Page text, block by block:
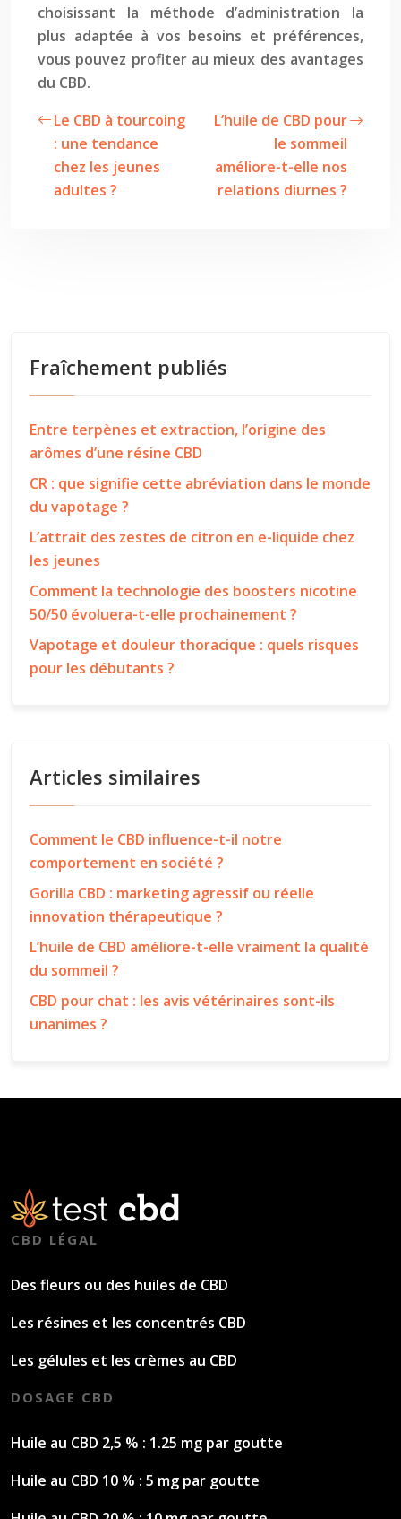
choisissant la méthode d’administration la
plus adaptée à vos besoins et préférences,
vous pouvez profiter au mieux des avantages
du CBD.
Le CBD à tourcoing
: une tendance
chez les jeunes
adultes ?
L’huile de CBD pour
le sommeil
améliore-t-elle nos
relations diurnes ?
Fraîchement publiés
Entre terpènes et extraction, l’origine des
arômes d’une résine CBD
CR : que signifie cette abréviation dans le monde
du vapotage ?
L’attrait des zestes de citron en e-liquide chez
les jeunes
Comment la technologie des boosters nicotine
50/50 évoluera-t-elle prochainement ?
Vapotage et douleur thoracique : quels risques
pour les débutants ?
Articles similaires
Comment le CBD influence-t-il notre
comportement en société ?
Gorilla CBD : marketing agressif ou réelle
innovation thérapeutique ?
L’huile de CBD améliore-t-elle vraiment la qualité
du sommeil ?
CBD pour chat : les avis vétérinaires sont-ils
unanimes ?
CBD LÉGAL
Des fleurs ou des huiles de CBD
Les résines et les concentrés CBD
Les gélules et les crèmes au CBD
DOSAGE CBD
Huile au CBD 2,5 % : 1.25 mg par goutte
Huile au CBD 10 % : 5 mg par goutte